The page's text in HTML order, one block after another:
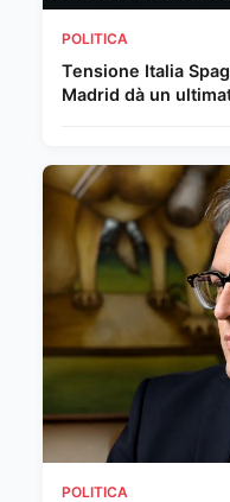
POLITICA
Tensione Italia
Madrid dà un
POLITICA